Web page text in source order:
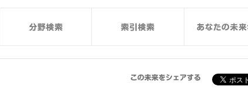
この未来をシェアする